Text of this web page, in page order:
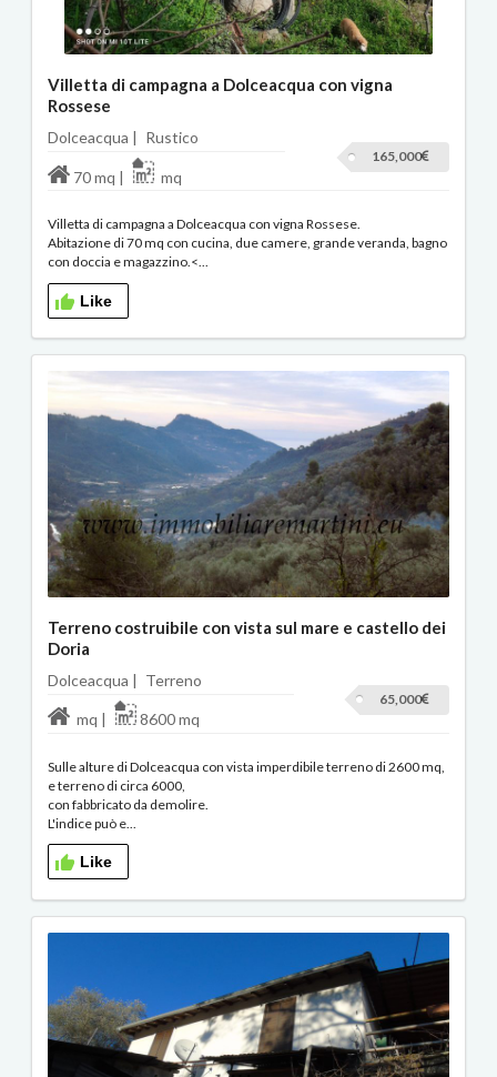
Villetta di campagna a Dolceacqua con vigna
Rossese
Dolceacqua | Rustico
165,000
70 mq | mq
Villetta di campagna a Dolceacqua con vigna Rossese.
Abitazione di 70 mq con cucina, due camere, grande veranda, bagno
con doccia e magazzino.<...
Like
Terreno costruibile con vista sul mare e castello dei
Doria
Dolceacqua | Terreno
65,000
mq | 8600 mq
Sulle alture di Dolceacqua con vista imperdibile terreno di 2600 mq,
e terreno di circa 6000,
con fabbricato da demolire.
L'indice può e...
Like